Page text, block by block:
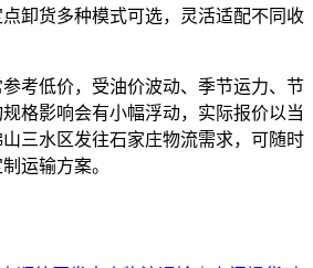
卸货多种模式可选，灵活适配不同收
考低价，受油价波动、季节运力、节
格影响会有小幅浮动，实际报价以当
三水区发往石家庄物流需求，可随时
运输方案。